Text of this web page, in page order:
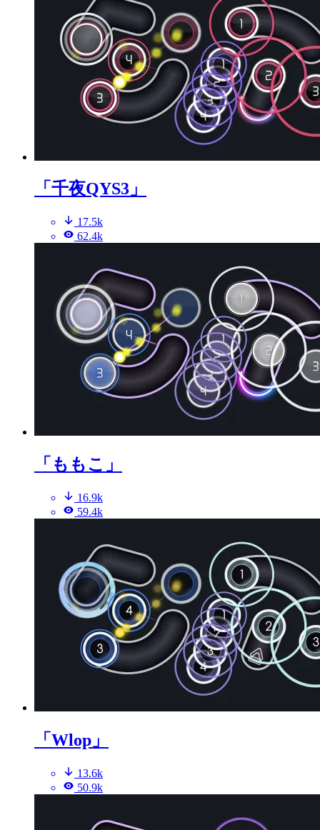
「千夜QYS3」
17.5k
62.4k
「ももこ」
16.9k
59.4k
「Wlop」
13.6k
50.9k